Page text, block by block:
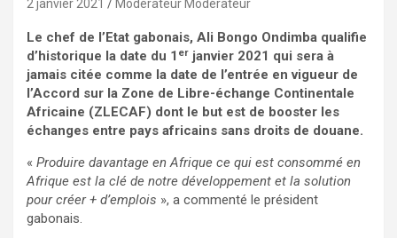
2 janvier 2021 Modérateur Modérateur
Le chef de l’Etat gabonais, Ali Bongo Ondimba qualifie
d’historique la date du 1 er janvier 2021 qui sera à
jamais citée comme la date de l’entrée en vigueur de
l’Accord sur la Zone de Libre-échange Continentale
Africaine (ZLECAF) dont le but est de booster les
échanges entre pays africains sans droits de douane.
« Produire davantage en Afrique ce qui est consommé en
Afrique est la clé de notre développement et la solution
pour créer + d’emplois », a commenté le président
gabonais.